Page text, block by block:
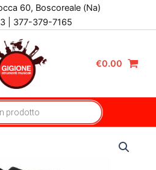
60, Boscoreale (Na)
| 377-379-7165
€0.00